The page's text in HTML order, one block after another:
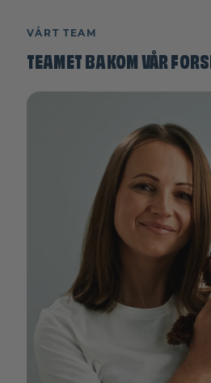
VÅRT TEAM
TEAMET BAKOM VÅR